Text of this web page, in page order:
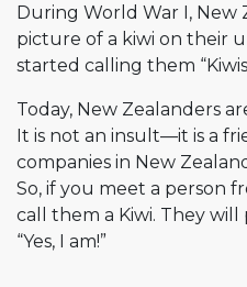
During World War I, New
picture of a kiwi on their
started calling them
Today, New Zealanders
It is not an insult—it is a
companies in New
So, if you meet a person
call them a Kiwi. They will
“Yes, I am!”